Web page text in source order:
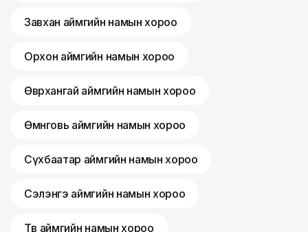
Завхан аймгийн намын хороо
Орхон аймгийн намын хороо
Өвөрхангай аймгийн намын хороо
Өмнөговь аймгийн намын хороо
Сүхбаатар аймгийн намын хороо
Сэлэнгэ аймгийн намын хороо
Төв аймгийн намын хороо